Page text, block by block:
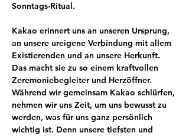
Sonntags-Ritual.
Kakao erinnert uns an unseren Ursprung,
an unsere ureigene Verbindung mit allem
Existierenden und an unsere Herkunft.
Das macht sie zu so einem kraftvollen
Zeremoniebegleiter und Herzöffner.
Während wir gemeinsam Kakao schlürfen,
nehmen wir uns Zeit, um uns bewusst zu
werden, was für uns ganz persönlich
wichtig ist. Denn unsere tiefsten und